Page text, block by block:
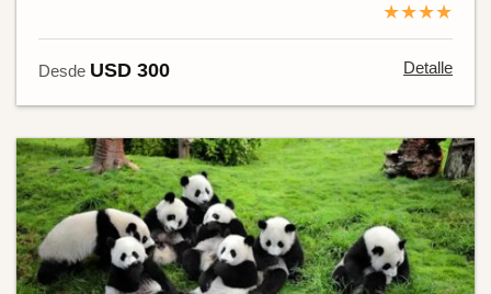
★★★★
Desde USD 300 Detalle